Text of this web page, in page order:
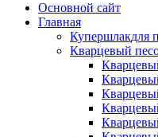
Основной сайт
Главная
Купершлакдля
Кварцевый